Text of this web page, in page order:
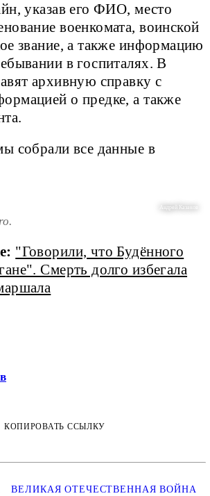
указав его ФИО, место
военкомата, воинской
звание, а также информацию
в госпиталях. В
архивную справку с
о предке, а также
собрали все данные в
Андрей Казаков
"Говорили, что Будённого
Смерть долго избегала
КОПИРОВАТЬ ССЫЛКУ
ВЕЛИКАЯ ОТЕЧЕСТВЕННАЯ ВОЙНА